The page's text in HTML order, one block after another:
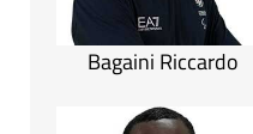
Bagaini Riccardo